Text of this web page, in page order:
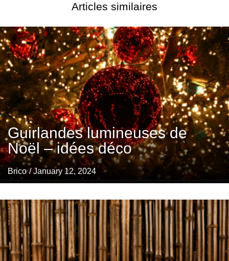
Articles similaires
Guirlandes lumineuses de
Noël – idées déco
Brico / January 12, 2024